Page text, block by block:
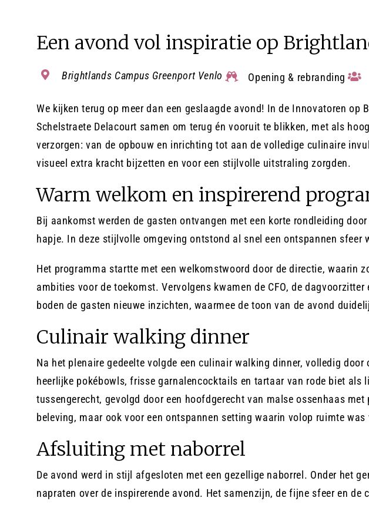
Een avond vol inspiratie op
Brightlands Campus Greenport Venlo Opening & rebranding
We kijken terug op meer dan een geslaagde avond! In de Innovatoren op
Schelstraete Delacourt samen om terug én vooruit te blikken, met als
verzorgen: van de opbouw en inrichting tot aan de volledige culinaire
visueel extra kracht bijzetten en voor een stijlvolle uitstraling zorgden.
Warm welkom en inspirerend
Bij aankomst werden de gasten ontvangen met een korte rondleiding
hapje. In deze stijlvolle omgeving ontstond al snel een ontspannen
Het programma startte met een welkomstwoord door de directie, waarin
ambities voor de toekomst. Vervolgens kwamen de CFO, de
boden de gasten nieuwe inzichten, waarmee de toon van de avond
Culinair walking dinner
Na het plenaire gedeelte volgde een culinair walking dinner, volledig
heerlijke pokébowls, frisse garnalencocktails en tartaar van rode biet
tussengerecht, gevolgd door een hoofdgerecht van malse ossenhaas
beleving, maar ook voor een ontspannen setting waarin volop ruimte
Afsluiting met naborrel
De avond werd in stijl afgesloten met een gezellige naborrel. Onder het
napraten over de inspirerende avond. Het samenzijn, de fijne sfeer en